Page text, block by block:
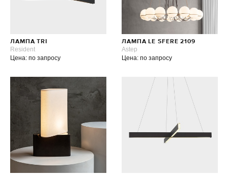
ЛАМПА TRI
Resident
Цена: по запросу
ЛАМПА LE SFERE 2109
Astep
Цена: по запросу